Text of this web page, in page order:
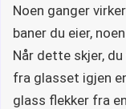
Noen ganger
baner du eier,
Når dette skjer,
fra glasset igjen
glass flekker fra